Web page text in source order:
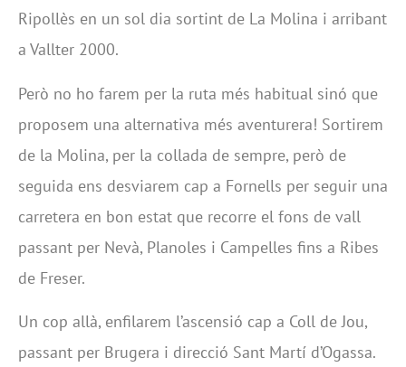
Ripollès en un sol dia sortint de La Molina i arribant
a Vallter 2000.
Però no ho farem per la ruta més habitual sinó que
proposem una alternativa més aventurera! Sortirem
de la Molina, per la collada de sempre, però de
seguida ens desviarem cap a Fornells per seguir una
carretera en bon estat que recorre el fons de vall
passant per Nevà, Planoles i Campelles fins a Ribes
de Freser.
Un cop allà, enfilarem l’ascensió cap a Coll de Jou,
passant per Brugera i direcció Sant Martí d’Ogassa.